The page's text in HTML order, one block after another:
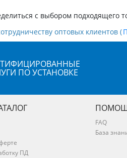
с выбором подходящего
оптовых клиентов (
ПО УСТАНОВКЕ
ПД
FAQ
База